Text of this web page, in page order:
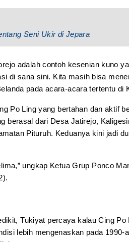
Seni Ukir di Jepara
adalah contoh kesenian kuno
di sana sini. Kita masih bisa
pada acara-acara tertentu di
Po Ling yang bertahan dan aktif
berasal dari Desa Jatirejo,
Pituruh. Keduanya kini jadi
ungkap Ketua Grup Ponco
Tukiyat percaya kalau Cing Po
lebih mengenaskan pada 1990-